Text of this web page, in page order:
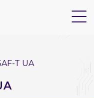
T UA